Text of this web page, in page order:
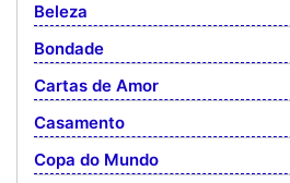
Beleza
Bondade
Cartas de Amor
Casamento
Copa do Mundo